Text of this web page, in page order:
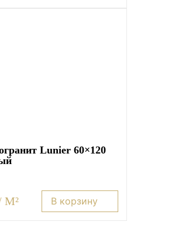
Lunier 60×120
M² В корзину